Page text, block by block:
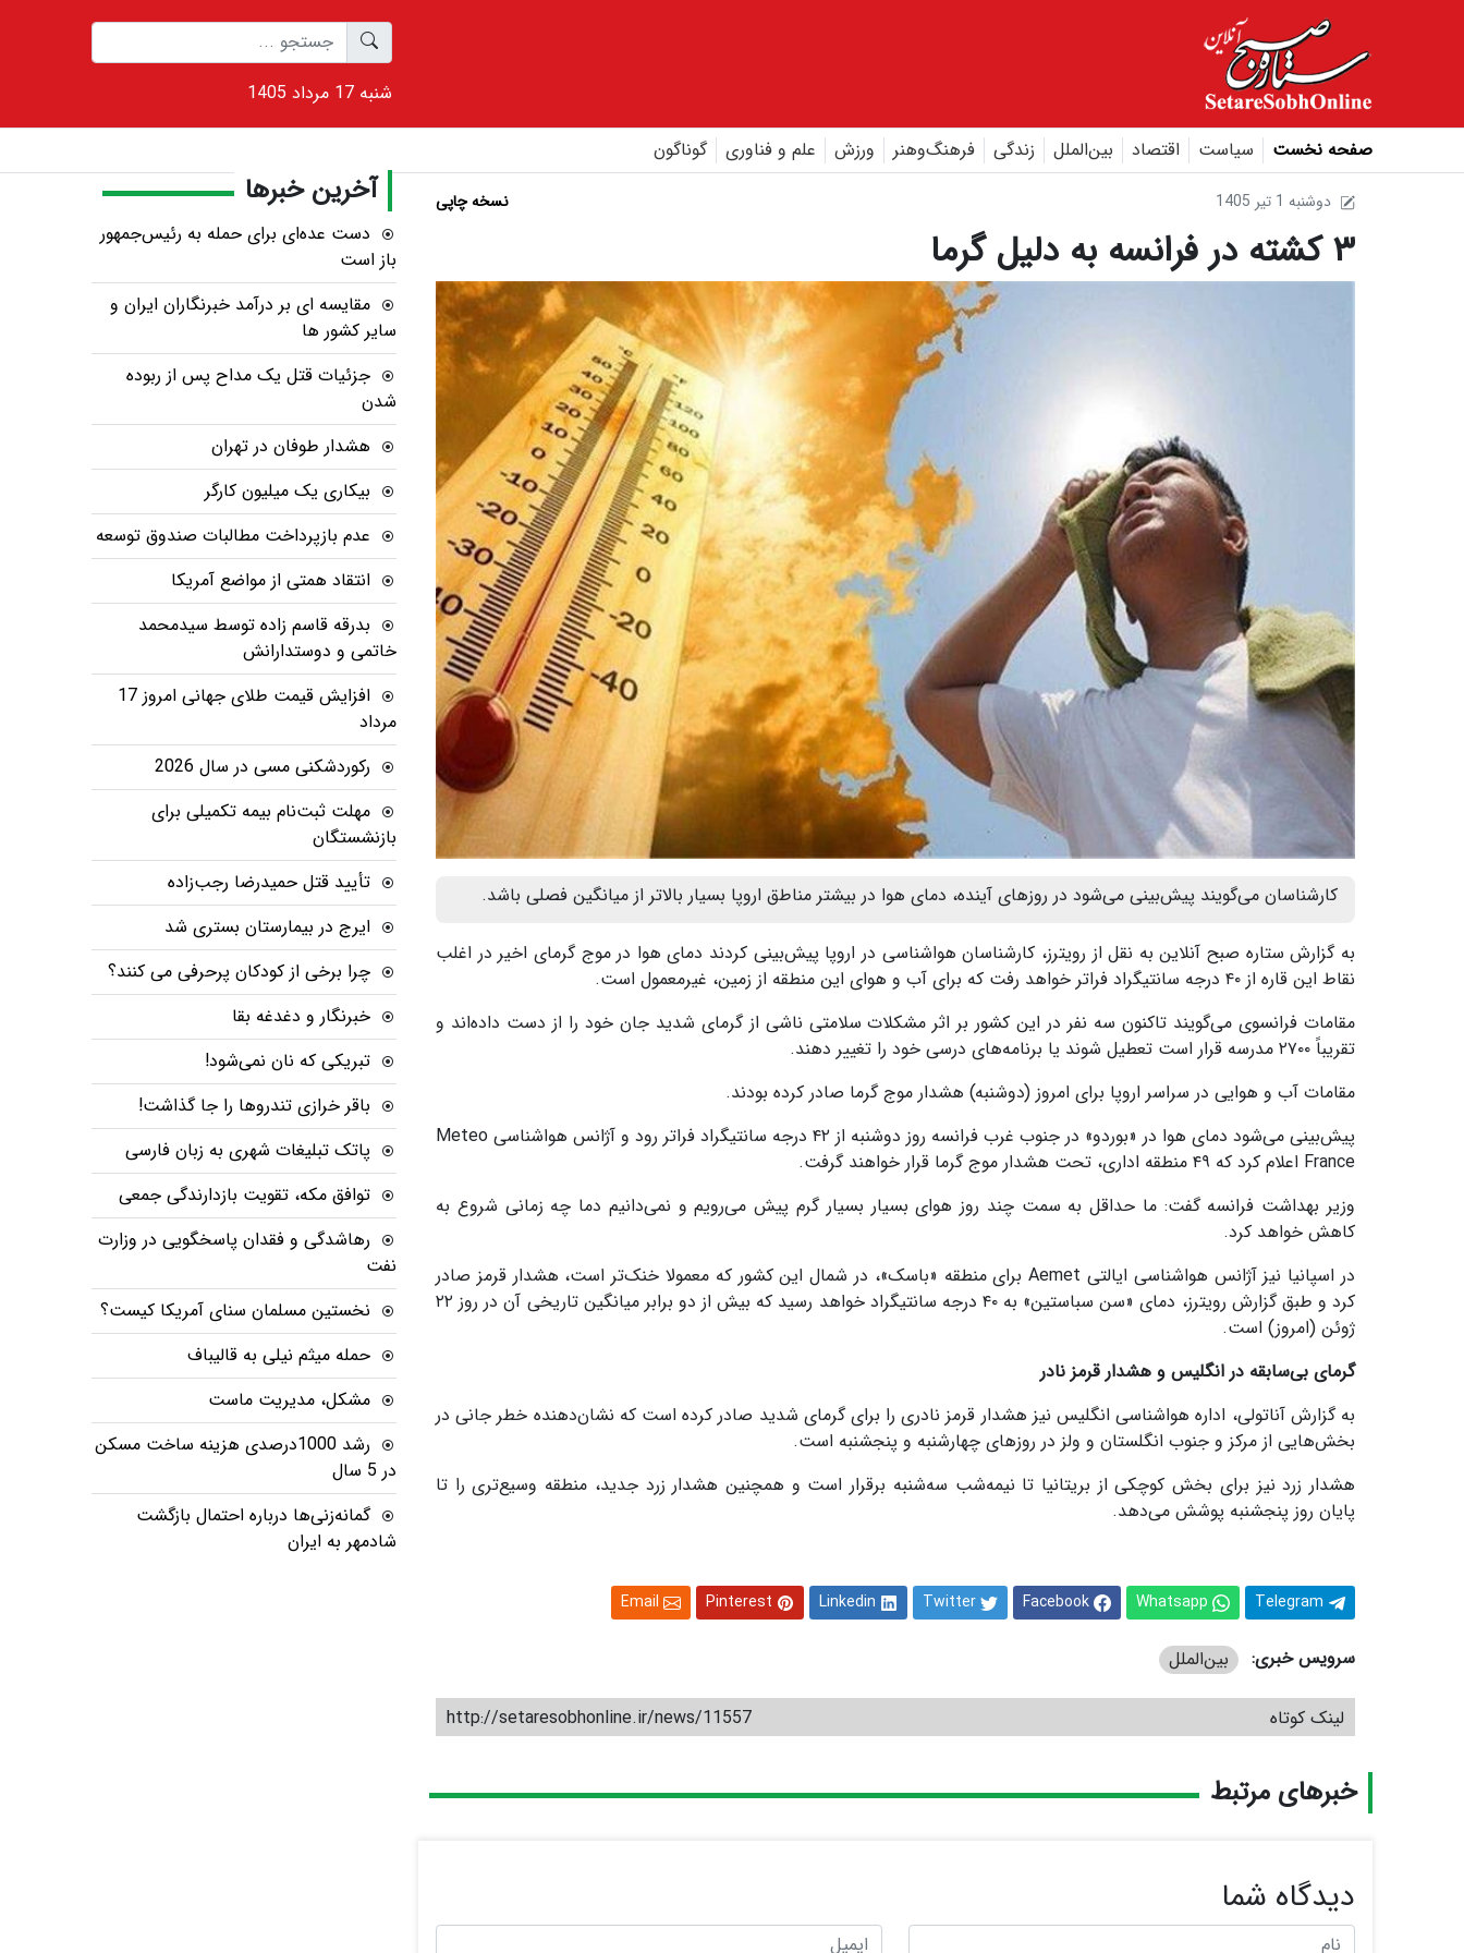
1405 شنبه 17 مرداد
صفحه نخست سیاست اقتصاد بین‌الملل زندگی فرهنگ‌و‌هنر ورزش علم و فناوری گوناگون
1405 دوشنبه 1 تير نسخه چاپی
۳ کشته در فرانسه به دلیل گرما
کارشناسان می‌گویند پیش‌بینی می‌شود در روزهای آینده، دمای هوا در بیشتر مناطق اروپا بسیار بالاتر از میانگین فصلی باشد.
به گزارش ستاره صبح آنلاین به نقل از رویترز، کارشناسان هواشناسی در اروپا پیش‌بینی کردند دمای هوا در موج گرمای اخیر در اغلب
نقاط این قاره از ۴۰ درجه سانتیگراد فراتر خواهد رفت که برای آب و هوای این منطقه از زمین، غیرمعمول است.
مقامات فرانسوی می‌گویند تاکنون سه نفر در این کشور بر اثر مشکلات سلامتی ناشی از گرمای شدید جان خود را از دست داده‌اند و
تقریباً ۲۷۰۰ مدرسه قرار است تعطیل شوند یا برنامه‌های درسی خود را تغییر دهند.
مقامات آب و هوایی در سراسر اروپا برای امروز (دوشنبه) هشدار موج گرما صادر کرده بودند.
پیش‌بینی می‌شود دمای هوا در «بوردو» در جنوب غرب فرانسه روز دوشنبه از ۴۲ درجه سانتیگراد فراتر رود و آژانس هواشناسی Meteo
France اعلام کرد که ۴۹ منطقه اداری، تحت هشدار موج گرما قرار خواهند گرفت.
وزیر بهداشت فرانسه گفت: ما حداقل به سمت چند روز هوای بسیار بسیار گرم پیش می‌رویم و نمی‌دانیم دما چه زمانی شروع به
کاهش خواهد کرد.
در اسپانیا نیز آژانس هواشناسی ایالتی Aemet برای منطقه «باسک»، در شمال این کشور که معمولا خنک‌تر است، هشدار قرمز صادر
کرد و طبق گزارش رویترز، دمای «سن سباستین» به ۴۰ درجه سانتیگراد خواهد رسید که بیش از دو برابر میانگین تاریخی آن در روز ۲۲
ژوئن (امروز) است.
گرمای بی‌سابقه در انگلیس و هشدار قرمز نادر
به گزارش آناتولی، اداره هواشناسی انگلیس نیز هشدار قرمز نادری را برای گرمای شدید صادر کرده است که نشان‌دهنده خطر جانی در
بخش‌هایی از مرکز و جنوب انگلستان و ولز در روزهای چهارشنبه و پنجشنبه است.
هشدار زرد نیز برای بخش کوچکی از بریتانیا تا نیمه‌شب سه‌شنبه برقرار است و همچنین هشدار زرد جدید، منطقه وسیع‌تری را تا
پایان روز پنجشنبه پوشش می‌دهد.
Telegram
Whatsapp
Facebook
Twitter
Linkedin
Pinterest
Email
سرویس خبری: بین‌الملل
لینک کوتاه http://setaresobhonline.ir/news/11557
خبرهای مرتبط
دیدگاه شما
آخرین خبرها
دست عده‌ای برای حمله به رئیس‌جمهور
باز است
مقایسه ای بر درآمد خبرنگاران ایران و
سایر کشور ها
جزئیات قتل یک مداح پس از ربوده
شدن
هشدار طوفان در تهران
بیکاری یک میلیون کارگر
عدم بازپرداخت مطالبات صندوق توسعه
انتقاد همتی از مواضع آمریکا
بدرقه قاسم زاده توسط سیدمحمد
خاتمی و دوستدارانش
افزایش قیمت طلای جهانی امروز 17
مرداد
رکوردشکنی مسی در سال 2026
مهلت ثبت‌نام بیمه تکمیلی برای
بازنشستگان
تأیید قتل حمیدرضا رجب‌زاده
ایرج در بیمارستان بستری شد
چرا برخی از کودکان پرحرفی می کنند؟
خبرنگار و دغدغه بقا
تبریکی که نان نمی‌شود!
باقر خرازی تندروها را جا گذاشت!
پاتک تبلیغات شهری به زبان فارسی
توافق مکه، تقویت بازدارندگی جمعی
رهاشدگی و فقدان پاسخگویی در وزارت
نفت
نخستین مسلمان سنای آمریکا کیست؟
حمله میثم نیلی به قالیباف
مشکل، مدیریت ماست
رشد 1000درصدی هزینه ساخت مسکن
در 5 سال
گمانه‌زنی‌ها درباره احتمال بازگشت
شادمهر به ایران